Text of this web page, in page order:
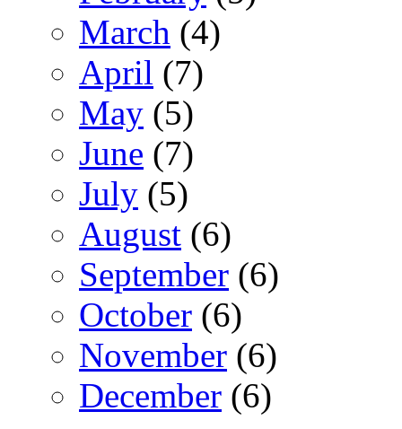
March (4)
April (7)
May (5)
June (7)
July (5)
August (6)
September (6)
October (6)
November (6)
December (6)